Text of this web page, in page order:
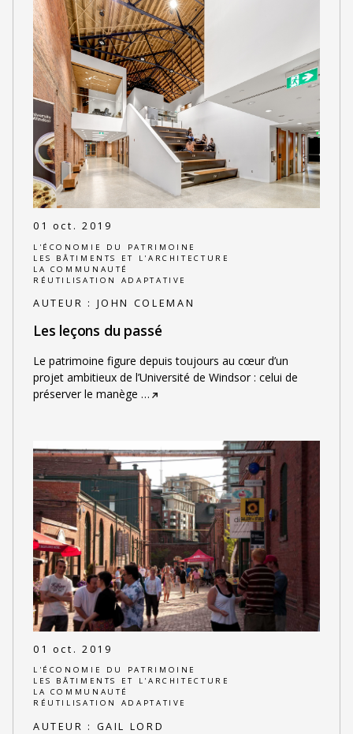
01 oct. 2019
L'ÉCONOMIE DU PATRIMOINE
LES BÂTIMENTS ET L'ARCHITECTURE
LA COMMUNAUTÉ
RÉUTILISATION ADAPTATIVE
AUTEUR : JOHN COLEMAN
Les leçons du passé
Le patrimoine figure depuis toujours au cœur d’un
projet ambitieux de l’Université de Windsor : celui de
préserver le manège …
01 oct. 2019
L'ÉCONOMIE DU PATRIMOINE
LES BÂTIMENTS ET L'ARCHITECTURE
LA COMMUNAUTÉ
RÉUTILISATION ADAPTATIVE
AUTEUR : GAIL LORD